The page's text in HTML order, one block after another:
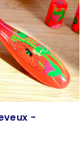
-